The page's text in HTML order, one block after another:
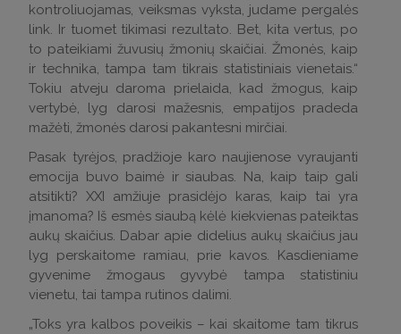
kontroliuojamas, veiksmas vyksta, judame pergalės
link. Ir tuomet tikimasi rezultato. Bet, kita vertus, po
to pateikiami žuvusių žmonių skaičiai. Žmonės, kaip
ir technika, tampa tam tikrais statistiniais vienetais.“
Tokiu atveju daroma prielaida, kad žmogus, kaip
vertybė, lyg darosi mažesnis, empatijos pradeda
mažėti, žmonės darosi pakantesni mirčiai.
Pasak tyrėjos, pradžioje karo naujienose vyraujanti
emocija buvo baimė ir siaubas. Na, kaip taip gali
atsitikti? XXI amžiuje prasidėjo karas, kaip tai yra
įmanoma? Iš esmės siaubą kėlė kiekvienas pateiktas
aukų skaičius. Dabar apie didelius aukų skaičius jau
lyg perskaitome ramiau, prie kavos. Kasdieniame
gyvenime žmogaus gyvybė tampa statistiniu
vienetu, tai tampa rutinos dalimi.
„Toks yra kalbos poveikis – kai skaitome tam tikrus